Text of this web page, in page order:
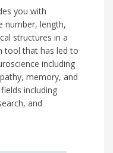
you with
number, length,
structures in a
tool that has led to
including
memory, and
including
and